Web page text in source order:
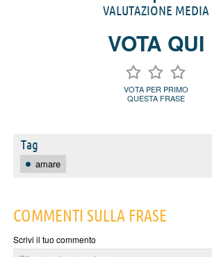
VALUTAZIONE MEDIA
VOTA QUI
VOTA PER PRIMO
QUESTA FRASE
Tag
amare
COMMENTI SULLA FRASE
Scrivi il tuo commento